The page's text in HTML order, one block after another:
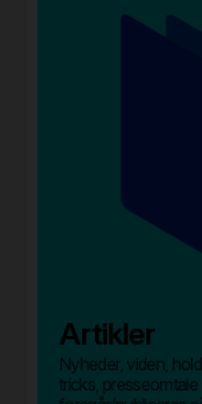
Artikler
Nyheder, viden,
tricks, presseomtale